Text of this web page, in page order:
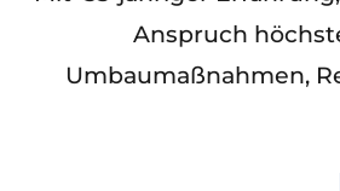
Anspruch
Umbaumaßnahmen,